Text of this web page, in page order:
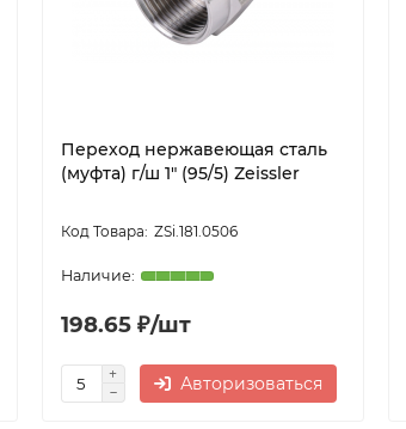
Переход нержавеющая сталь
(муфта) г/ш 1" (95/5) Zeissler
ZSi.181.0506
198.65 ₽/шт
Авторизоваться